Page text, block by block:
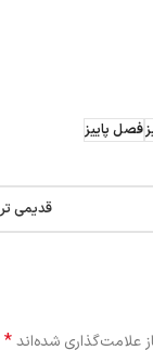
فصل پاییز
قدیمی تر
علامت‌گذاری شده‌اند*